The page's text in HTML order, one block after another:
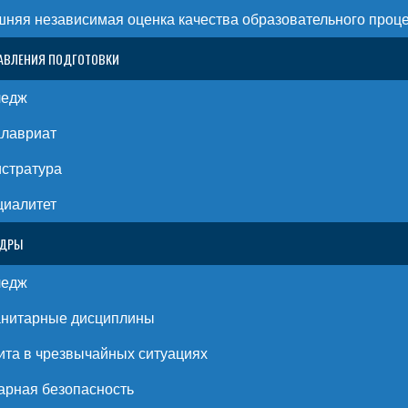
независимая оценка качества образовательного
ПОДГОТОВКИ
дисциплины
в чрезвычайных ситуациях
безопасность